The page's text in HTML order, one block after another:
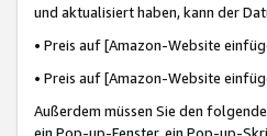
und aktualisiert haben, kann der
• Preis auf [Amazon-Website
• Preis auf [Amazon-Website
Außerdem müssen Sie den
ein Pop-up-Fenster, ein Pop-up-